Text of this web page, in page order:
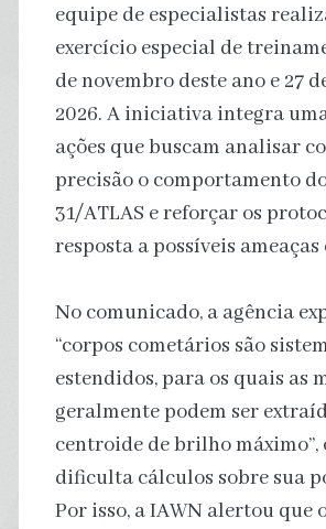
equipe de especialistas
exercício especial de
de novembro deste ano e 27
2026. A iniciativa integra
ações que buscam analisar
precisão o comportamento
31/ATLAS e reforçar os
resposta a possíveis ameaças
No comunicado, a agência
“corpos cometários são
estendidos, para os quais as
geralmente podem ser
centroide de brilho máximo”,
dificulta cálculos sobre sua
Por isso, a IAWN alertou que